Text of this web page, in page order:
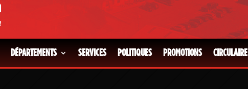
DÉPARTEMENTS SERVICES POLITIQUES PROMOTIONS CIRCULAIRE